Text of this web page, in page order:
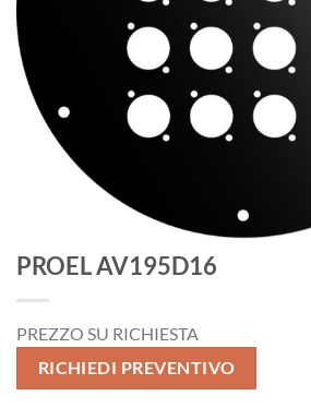
PROEL AV195D16
PREZZO SU RICHIESTA
RICHIEDI PREVENTIVO